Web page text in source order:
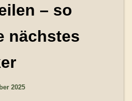
– so
nächstes
2025